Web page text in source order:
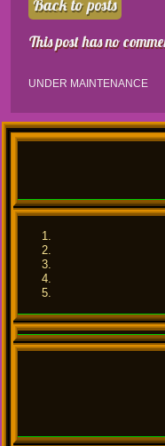
Back to posts
This post has no
UNDER MAINTENANCE